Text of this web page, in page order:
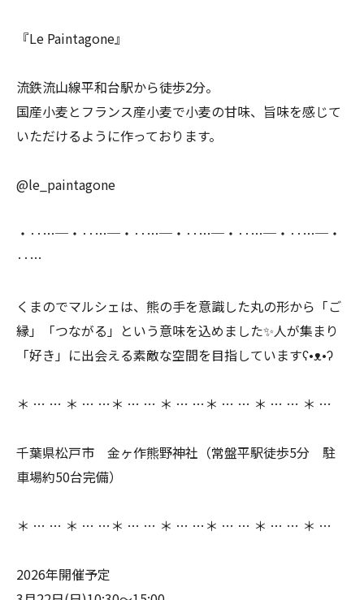
『Le Paintagone』
流鉄流山線平和台駅から徒歩2分。
国産小麦とフランス産小麦で小麦の甘味、旨味を感じて
いただけるように作っております。
@le_paintagone
・‥…─・‥…─・‥…─・‥…─・‥…─・‥…─・
‥…
くまのでマルシェは、熊の手を意識した丸の形から「ご
縁」「つながる」という意味を込めました✨人が集まり
「好き」に出会える素敵な空間を目指していますʕ•ᴥ•ʔ
＊ … … ＊ … …＊ … … ＊ … …＊ … … ＊ … … ＊ …
千葉県松戸市 金ヶ作熊野神社（常盤平駅徒歩5分 駐
車場約50台完備）
＊ … … ＊ … …＊ … … ＊ … …＊ … … ＊ … … ＊ …
2026年開催予定